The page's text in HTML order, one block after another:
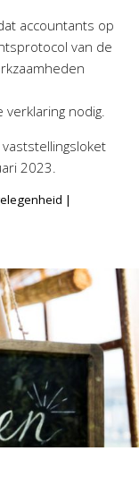
accountants op
van de
nodig.
2023.
|